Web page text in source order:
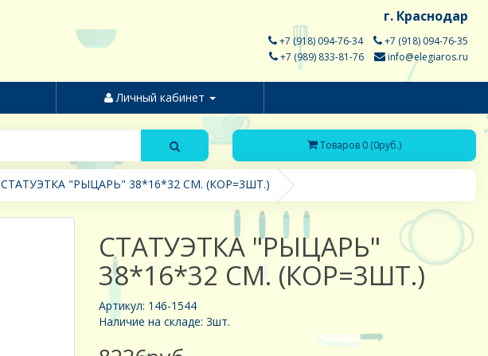
г. Краснодар
+7 (918) 094-76-34
+7 (918) 094-76-35
+7 (989) 833-81-76
info@elegiaros.ru
Личный кабинет
Товаров 0 (0руб.)
СТАТУЭТКА "РЫЦАРЬ" 38*16*32 СМ. (КОР=3ШТ.)
СТАТУЭТКА "РЫЦАРЬ"
38*16*32 СМ. (КОР=3ШТ.)
Артикул: 146-1544
Наличие на складе: 3шт.